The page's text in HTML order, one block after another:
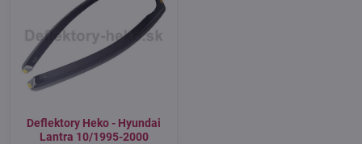
Deflektory Heko - Hyundai
Lantra 10/1995-2000